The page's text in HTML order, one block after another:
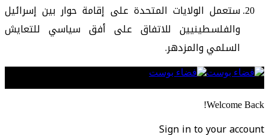
ستعمل الولايات المتحدة على إقامة حوار بين إسرائيل
والفلسطينيين للاتفاق على أفق سياسي للتعايش
السلمي والمزدهر.
Welcome Back!
Sign in to your account